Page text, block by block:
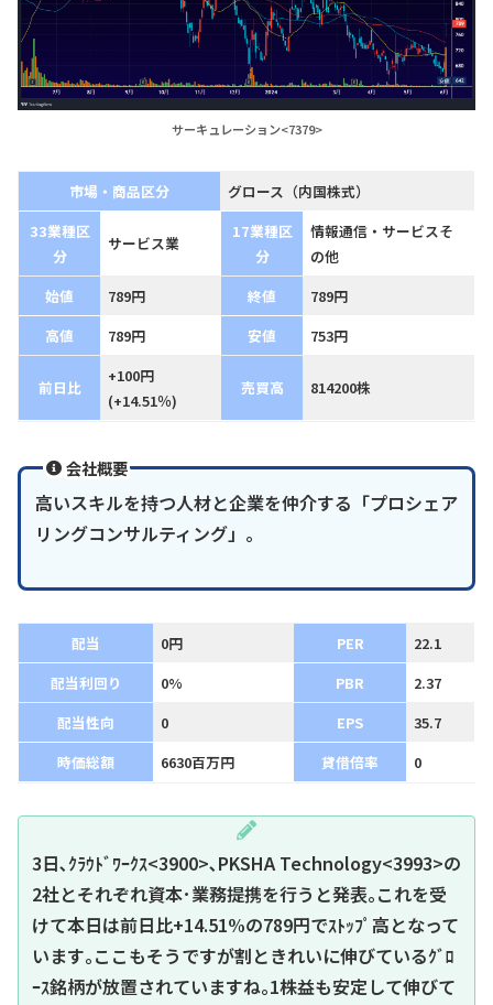
サーキュレーション<7379>
市場・商品区分
グロース（内国株式）
33業種区
分
サービス業
17業種区
分
情報通信・サービスそ
の他
始値
789円 終値
789円
高値
789円 安値 753円
前日比
+100円
(+14.51％)
売買高 814200株
会社概要
高いスキルを持つ人材と企業を仲介する「プロシェア
リングコンサルティング」。
配当 0円 PER
22.1
配当利回り
0% PBR
2.37
配当性向
0 EPS
35.7
時価総額
6630百万円 貸借倍率 0
3日､ｸﾗｳﾄﾞﾜｰｸｽ<3900>､PKSHA Technology<3993>の
2社とそれぞれ資本･業務提携を行うと発表｡これを受
けて本日は前日比+14.51%の789円でｽﾄｯﾌﾟ高となって
います｡ここもそうですが割ときれいに伸びているｸﾞﾛ
ｰｽ銘柄が放置されていますね｡1株益も安定して伸びて